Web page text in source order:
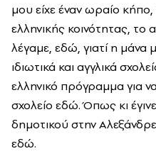
μου είχε έναν ωραίο
ελληνικής κοινότητας, το
λέγαμε, εδώ, γιατί η μάνα
ιδιωτικά και αγγλικά
ελληνικό πρόγραμμα για
σχολείο εδώ. Όπως κι
δημοτικού στην
εδώ.